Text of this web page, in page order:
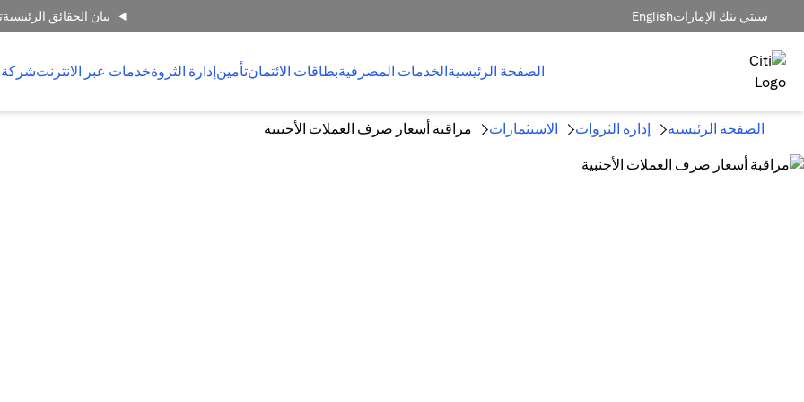
سيتي بنك الإماراتEnglish بيان الحقائق الرئيسية
الصفحة الرئيسيةالخدمات المصرفيةبطاقات الائتمانتأمينإدارة الثروةخدمات عبر الانترنتشركة
الصفحة الرئيسية إدارة الثروات الاستثمارات مراقبة أسعار صرف العملات الأجنبية